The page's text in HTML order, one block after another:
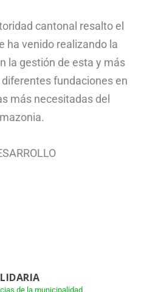
cantonal resalto el
ha venido realizando la
la gestión de esta y más
fundaciones en
más necesitadas del
de la municipalidad